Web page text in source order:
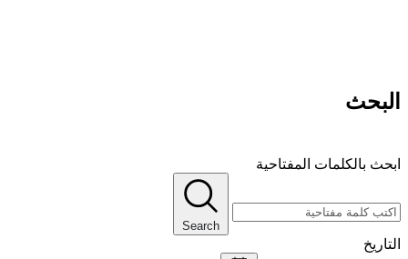
البحث
ابحث بالكلمات المفتاحية
Search
التاريخ